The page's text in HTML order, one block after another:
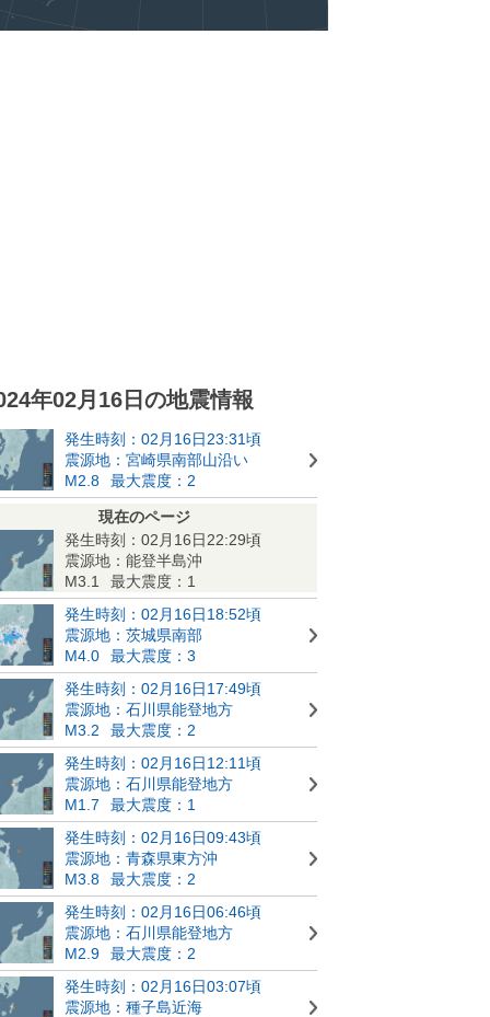
年02月16日の地震情報
発生時刻：02月16日23:31頃
震源地：宮崎県南部山沿い
M2.8
最大震度：2
現在のページ
発生時刻：02月16日22:29頃
震源地：能登半島沖
M3.1
最大震度：1
発生時刻：02月16日18:52頃
震源地：茨城県南部
M4.0
最大震度：3
発生時刻：02月16日17:49頃
震源地：石川県能登地方
M3.2
最大震度：2
発生時刻：02月16日12:11頃
震源地：石川県能登地方
M1.7
最大震度：1
発生時刻：02月16日09:43頃
震源地：青森県東方沖
M3.8
最大震度：2
発生時刻：02月16日06:46頃
震源地：石川県能登地方
M2.9
最大震度：2
発生時刻：02月16日03:07頃
震源地：種子島近海